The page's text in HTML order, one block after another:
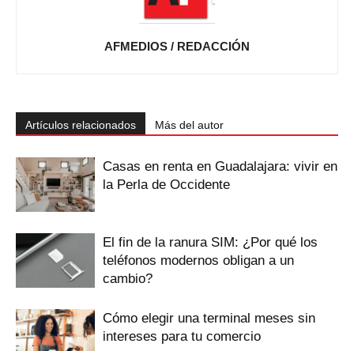
AFMEDIOS / REDACCIÓN
Artículos relacionados Más del autor
Casas en renta en Guadalajara: vivir en
la Perla de Occidente
El fin de la ranura SIM: ¿Por qué los
teléfonos modernos obligan a un
cambio?
Cómo elegir una terminal meses sin
intereses para tu comercio